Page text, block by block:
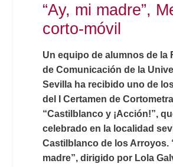
Comunicación Audiovisual
Doble Grado PER/CAV
Periodismo
Doble Grado PER/CAV
Secretaría Virtual
#YoPractico
Boletines
“Ay, mi madre”,
corto-móvil
Un equipo de alumnos de la
de Comunicación de la
Sevilla ha recibido uno de
del I Certamen de
“Castilblanco y ¡Acción!”,
celebrado en la localidad
Castilblanco de los Arroyos.
madre”, dirigido por Lola